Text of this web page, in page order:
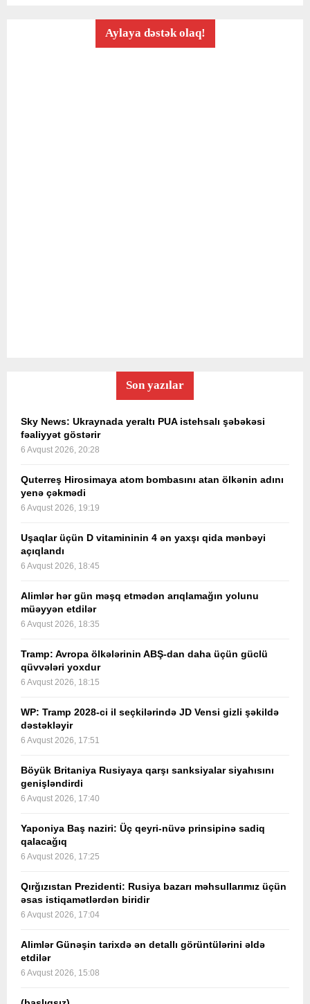
Aylaya dəstək olaq!
Son yazılar
Sky News: Ukraynada yeraltı PUA istehsalı şəbəkəsi
fəaliyyət göstərir
6 Avqust 2026, 20:28
Quterreş Hirosimaya atom bombasını atan ölkənin adını
yenə çəkmədi
6 Avqust 2026, 19:19
Uşaqlar üçün D vitamininin 4 ən yaxşı qida mənbəyi
açıqlandı
6 Avqust 2026, 18:45
Alimlər hər gün məşq etmədən arıqlamağın yolunu
müəyyən etdilər
6 Avqust 2026, 18:35
Tramp: Avropa ölkələrinin ABŞ-dan daha üçün güclü
qüvvələri yoxdur
6 Avqust 2026, 18:15
WP: Tramp 2028-ci il seçkilərində JD Vensi gizli şəkildə
dəstəkləyir
6 Avqust 2026, 17:51
Böyük Britaniya Rusiyaya qarşı sanksiyalar siyahısını
genişləndirdi
6 Avqust 2026, 17:40
Yaponiya Baş naziri: Üç qeyri-nüvə prinsipinə sadiq
qalacağıq
6 Avqust 2026, 17:25
Qırğızıstan Prezidenti: Rusiya bazarı məhsullarımız üçün
əsas istiqamətlərdən biridir
6 Avqust 2026, 17:04
Alimlər Günəşin tarixdə ən detallı görüntülərini əldə
etdilər
6 Avqust 2026, 15:08